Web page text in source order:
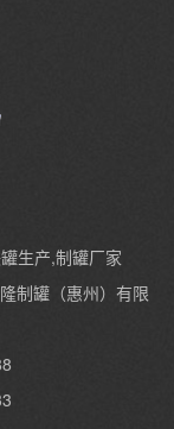
生产,制罐厂家
制罐（惠州）有限